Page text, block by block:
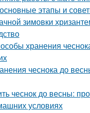
этапы и
зимовки
хранения
чеснока до
чеснок до весны:
условиях